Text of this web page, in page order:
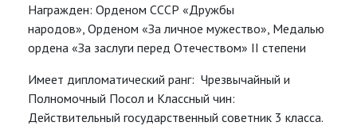
Награжден: Орденом СССР «Дружбы
народов», Орденом «За личное мужество», Медалью
ордена «За заслуги перед Отечеством» II степени
Имеет дипломатический ранг: Чрезвычайный и
Полномочный Посол и Классный чин:
Действительный государственный советник 3 класса.